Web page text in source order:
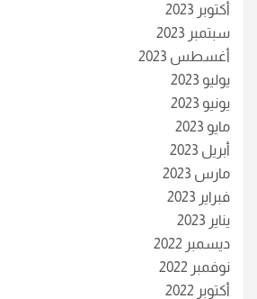
أكتوبر 2023
سبتمبر 2023
أغسطس 2023
يوليو 2023
يونيو 2023
مايو 2023
أبريل 2023
مارس 2023
فبراير 2023
يناير 2023
ديسمبر 2022
نوفمبر 2022
أكتوبر 2022